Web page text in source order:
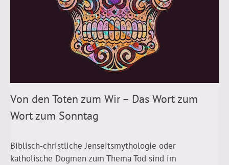
Von den Toten zum Wir – Das Wort zum
Wort zum Sonntag
Biblisch-christliche Jenseitsmythologie oder
katholische Dogmen zum Thema Tod sind im